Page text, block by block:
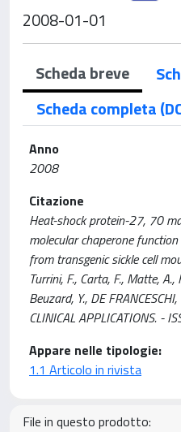
2008-01-01
Scheda breve
Scheda completa
Anno
2008
Citazione
Heat-shock protein-27, 70
molecular chaperone
from transgenic sickle cell
Turrini, F., Carta, F., Matte,
Beuzard, Y., DE
CLINICAL APPLICATIONS. -
Appare nelle tipologie:
1.1 Articolo in rivista
File in questo prodotto: